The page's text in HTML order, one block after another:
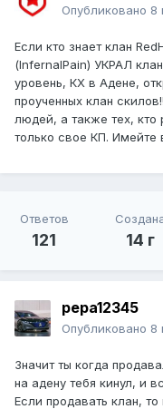
Опубликовано 8
Если кто знает клан
(InfernalPain) УКРАЛ
уровень, КХ в Адене,
проученных клан
людей, а также тех, кто
только свое КП. Имейте
Ответов
121 14 г
pepa12345
Опубликовано 8
Значит ты когда
на адену тебя кинул, и
Если продавать клан,